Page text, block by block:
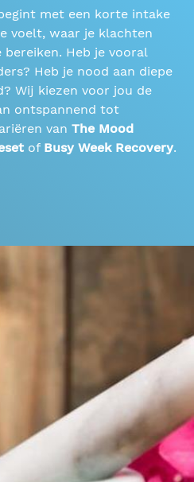
met een korte intake
voelt, waar je klachten
Heb je vooral
Heb je nood aan diepe
Wij kiezen voor jou de
ontspannend tot
van The Mood
of Busy Week Recovery.